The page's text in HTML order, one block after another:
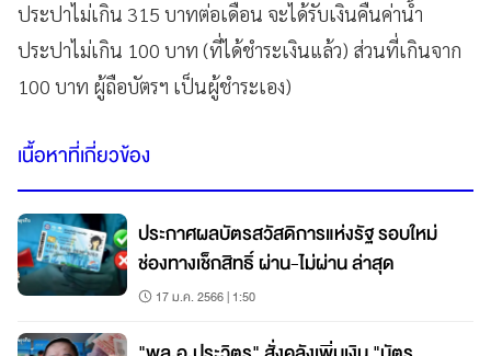
ประปาไม่เกิน 315 บาทต่อเดือน จะได้รับเงินคืนค่าน้ำ
ประปาไม่เกิน 100 บาท (ที่ได้ชำระเงินแล้ว) ส่วนที่เกินจาก
100 บาท ผู้ถือบัตรฯ เป็นผู้ชำระเอง)
เนื้อหาที่เกี่ยวข้อง
ประกาศผลบัตรสวัสดิการแห่งรัฐ รอบใหม่
ช่องทางเช็กสิทธิ์ ผ่าน-ไม่ผ่าน ล่าสุด
17 ม.ค. 2566 | 1:50